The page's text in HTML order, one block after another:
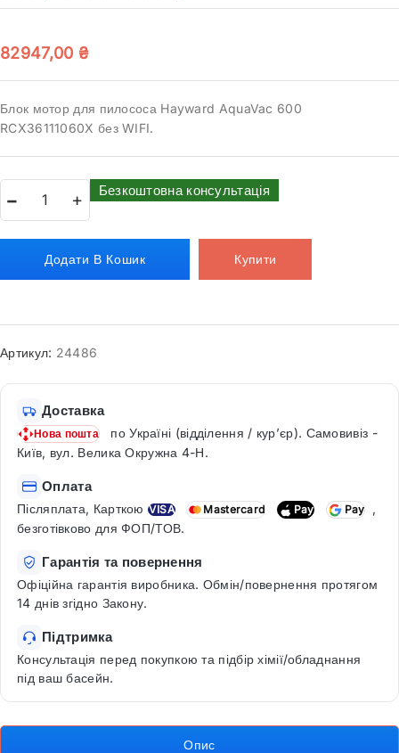
82947,00 ₴
Блок мотор для пилососа Hayward AquaVac 600
RCX36111060X без WIFI.
Додати В Кошик Купити
Безкоштовна консультація
Артикул: 24486
Доставка
Нова пошта
по Україні (відділення / кур’єр). Самовивіз -
Київ, вул. Велика Окружна 4-Н.
Оплата
Післяплата, Карткою VISA Mastercard Pay Pay
,
безготівково для ФОП/ТОВ.
Гарантія та повернення
Офіційна гарантія виробника. Обмін/повернення протягом
14 днів згідно Закону.
Підтримка
Консультація перед покупкою та підбір хімії/обладнання
під ваш басейн.
Опис